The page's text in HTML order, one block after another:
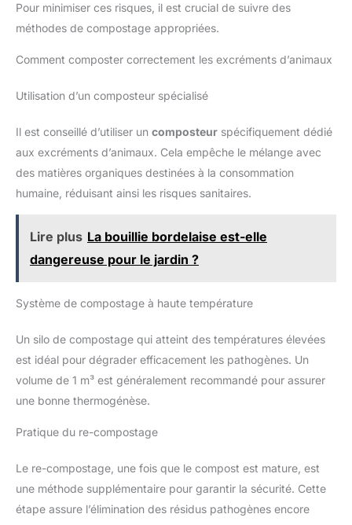
Pour minimiser ces risques, il est crucial de suivre des
méthodes de compostage appropriées.
Comment composter correctement les excréments d’animaux
Utilisation d’un composteur spécialisé
Il est conseillé d’utiliser un composteur spécifiquement dédié
aux excréments d’animaux. Cela empêche le mélange avec
des matières organiques destinées à la consommation
humaine, réduisant ainsi les risques sanitaires.
Lire plus La bouillie bordelaise est-elle
dangereuse pour le jardin ?
Système de compostage à haute température
Un silo de compostage qui atteint des températures élevées
est idéal pour dégrader efficacement les pathogènes. Un
volume de 1 m³ est généralement recommandé pour assurer
une bonne thermogénèse.
Pratique du re-compostage
Le re-compostage, une fois que le compost est mature, est
une méthode supplémentaire pour garantir la sécurité. Cette
étape assure l’élimination des résidus pathogènes encore